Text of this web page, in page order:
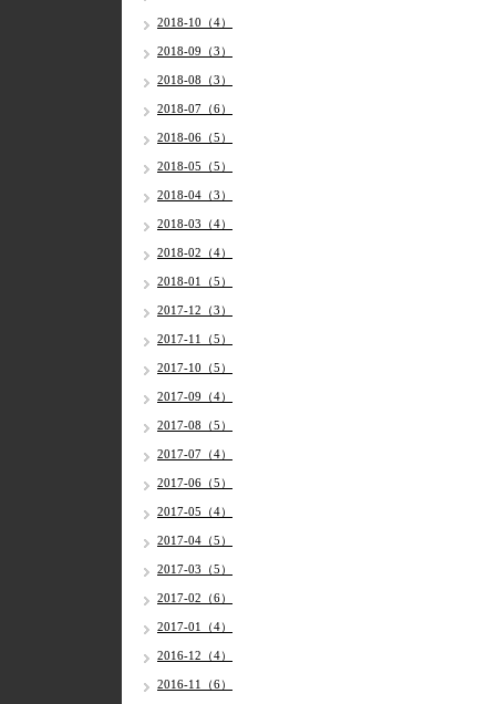
2018-10（4）
2018-09（3）
2018-08（3）
2018-07（6）
2018-06（5）
2018-05（5）
2018-04（3）
2018-03（4）
2018-02（4）
2018-01（5）
2017-12（3）
2017-11（5）
2017-10（5）
2017-09（4）
2017-08（5）
2017-07（4）
2017-06（5）
2017-05（4）
2017-04（5）
2017-03（5）
2017-02（6）
2017-01（4）
2016-12（4）
2016-11（6）